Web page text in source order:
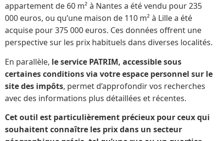
appartement de 60 m² à Nantes a été vendu pour 235
000 euros, ou qu’une maison de 110 m² à Lille a été
acquise pour 375 000 euros. Ces données offrent une
perspective sur les prix habituels dans diverses localités.
En parallèle, le service PATRIM, accessible sous
certaines conditions via votre espace personnel sur le
site des impôts, permet d’approfondir vos recherches
avec des informations plus détaillées et récentes.
Cet outil est particulièrement précieux pour ceux qui
souhaitent connaître les prix dans un secteur